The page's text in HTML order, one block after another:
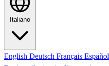
Italiano
English Deutsch Français Español